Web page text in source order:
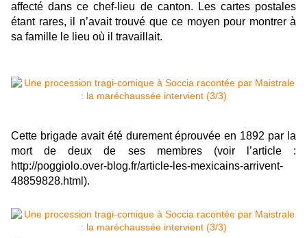
affecté dans ce chef-lieu de canton. Les cartes postales
étant rares, il n’avait trouvé que ce moyen pour montrer à
sa famille le lieu où il travaillait.
Cette brigade avait été durement éprouvée en 1892 par la
mort de deux de ses membres (voir l’article :
http://poggiolo.over-blog.fr/article-les-mexicains-arrivent-
48859828.html ).